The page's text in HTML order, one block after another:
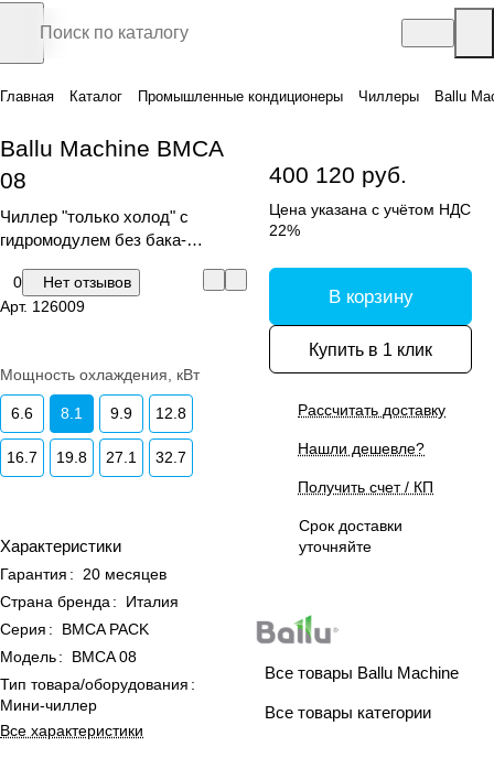
Главная Каталог Промышленные кондиционеры Чиллеры Ballu
Ballu Machine BMCA
08
Чиллер "только холод" с
гидромодулем без бака-
0
Нет отзывов
Арт. 126009
Мощность охлаждения, кВт
6.6 8.1 9.9 12.8
16.7 19.8 27.1 32.7
Характеристики
Гарантия :
20 месяцев
Страна бренда :
Италия
Серия :
BMCA PACK
Модель:
BMCA 08
Тип товара/оборудования :
Мини-чиллер
Все характеристики
400 120 руб.
Цена указана с учётом НДС
22%
В корзину
Купить в 1 клик
Рассчитать доставку
Нашли дешевле?
Получить счет / КП
Срок доставки
уточняйте
Все товары Ballu Machine
Все товары категории